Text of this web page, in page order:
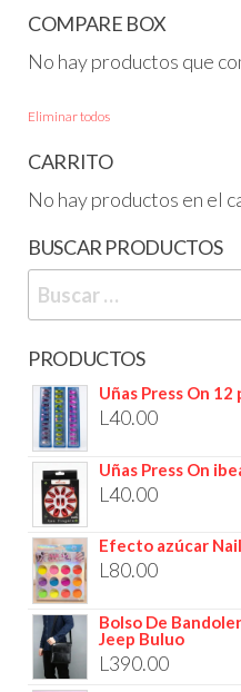
COMPARE BOX
No hay productos que
Eliminar todos
CARRITO
No hay productos en el
BUSCAR PRODUCTOS
PRODUCTOS
Uñas Press On 12
L 40.00
Uñas Press On
L 40.00
Efecto azúcar
L80.00
Bolso De
Jeep Buluo
L 390.00